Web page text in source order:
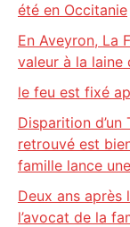
été en Occitanie
En Aveyron, La
valeur à la laine
le feu est fixé
Disparition
retrouvé est
famille lance
Deux ans après
l’avocat de la